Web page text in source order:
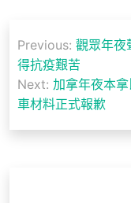
章
導
覽
Previous: 觀眾年夜
得抗疫艱苦
Next: 加拿年夜本
車材料正式報歉